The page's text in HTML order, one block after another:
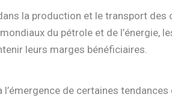
la production et le transport des
du pétrole et de l’énergie,
leurs marges bénéficiaires.
de certaines tendances